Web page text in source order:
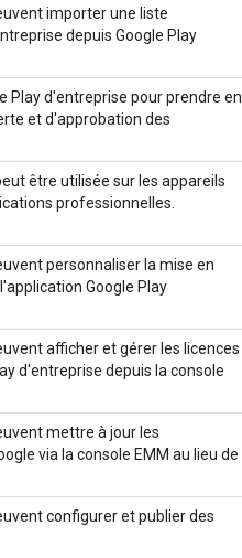
importer une liste
depuis Google Play
Play d'entreprise pour prendre en
et d'approbation des
être utilisée sur les appareils
professionnelles.
personnaliser la mise en
Google Play
afficher et gérer les licences
d'entreprise depuis la console
mettre à jour les
via la console EMM au lieu de
configurer et publier des